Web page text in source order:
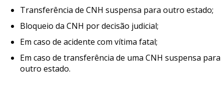
Transferência de CNH suspensa para outro estado;
Bloqueio da CNH por decisão judicial;
Em caso de acidente com vítima fatal;
Em caso de transferência de uma CNH suspensa para
outro estado.